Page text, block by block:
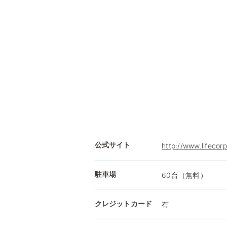
公式サイト http://
駐車場 60台（無料）
クレジットカード 有